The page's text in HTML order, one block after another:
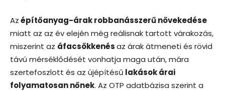
Azépítőanyag-árak robbanásszerű növekedése
miatt az az év elején még reálisnak tartott várakozás,
miszerint az áfacsökkenésaz árak átmeneti és rövid
távú mérséklődését vonhatja maga után, mára
szertefoszlott és az újépítésű lakások árai
folyamatosan nőnek. Az OTP adatbázisa szerint a